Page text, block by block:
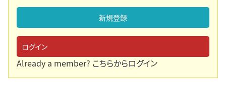
新規登録
ログイン
Already a member? こちらからログイン